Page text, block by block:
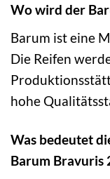
Wo wird der
Barum ist eine
Die Reifen
hohe
Was bedeutet
Barum Bravuris